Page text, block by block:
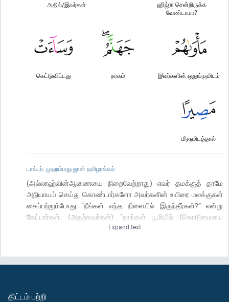
ஹிஜ்ரா சென்றிருக்க
வேண்டாமா?
அதில்/இவர்கள்
இவர்களின் ஒதுங்குமிடம்
நரகம்
கெட்டுவிட்டது
மீளுமிடத்தால்
டாக்டர். முஹம்மது ஜான் தமிழாக்கம்
(அல்லாஹ்வின்ஆணையை நிறைவேற்றாது) எவர் தமக்குத் தாமே
அநியாயம் செய்து கொண்டார்களோ அவர்களின் உயிரை மலக்குகள்
கைப்பற்றும்போது “நீங்கள் எந்த நிலையில் இருந்தீர்கள்?” என்று
கேட்பார்கள். (அதற்கவர்கள்) “நாங்கள் பூமியில் (கொடுமையை
எதிர்க்க முடியா) பலஹீனர்களாக இருந்தோம்” என்று கூறுவார்கள்.
Expand text
திட்டம் பற்றி